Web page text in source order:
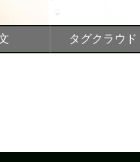
タグクラウド